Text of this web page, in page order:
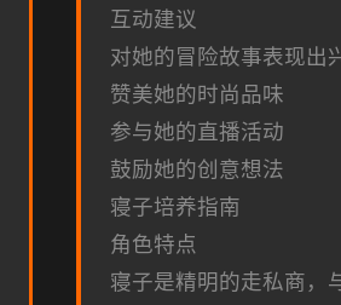
互动建议
对她的冒险故事表现出
赞美她的时尚品味
参与她的直播活动
鼓励她的创意想法
寝子培养指南
角色特点
寝子是精明的走私商，